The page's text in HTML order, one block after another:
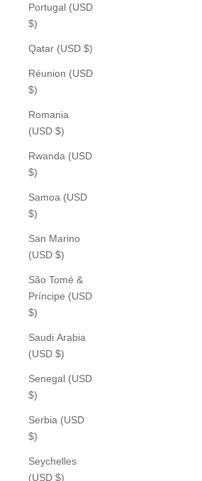
Portugal (USD
$)
Qatar (USD $)
Réunion (USD
$)
Romania
(USD $)
Rwanda (USD
$)
Samoa (USD
$)
San Marino
(USD $)
São Tomé &
Príncipe (USD
$)
Saudi Arabia
(USD $)
Senegal (USD
$)
Serbia (USD
$)
Seychelles
(USD $)